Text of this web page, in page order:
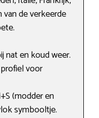
de verkeerde
nat en koud weer.
voor
(modder en
symbooltje.